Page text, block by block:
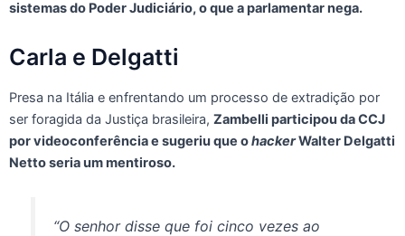
sistemas do Poder Judiciário, o que a parlamentar nega.
Carla e Delgatti
Presa na Itália e enfrentando um processo de extradição por
ser foragida da Justiça brasileira, Zambelli participou da CCJ
por videoconferência e sugeriu que ohackerWalter Delgatti
Netto seria um mentiroso.
“O senhor disse que foi cinco vezes ao